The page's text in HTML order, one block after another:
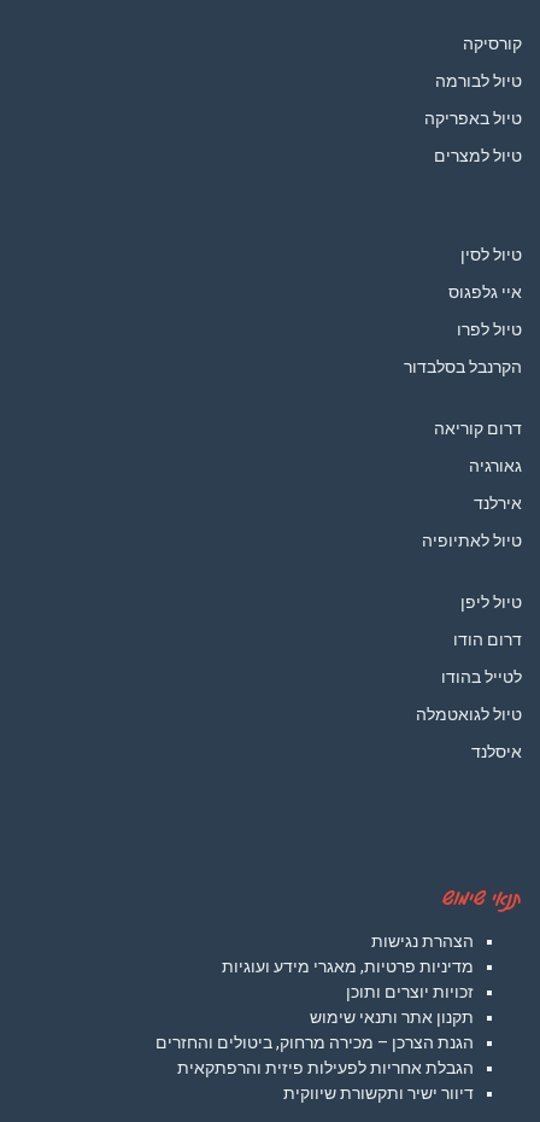
קורסיקה
טיול לבורמה
טיול באפריקה
טיול למצרים
טיול לסין
איי גלפגוס
טיול לפרו
הקרנבל בסלבדור
דרום קוריאה
גאורגיה
אירלנד
טיול לאתיופיה
טיול ליפן
דרום הודו
לטייל בהודו
טיול לגואטמלה
איסלנד
תנאי שימוש
הצהרת נגישות
מדיניות פרטיות, מאגרי מידע ועוגיות
זכויות יוצרים ותוכן
תקנון אתר ותנאי שימוש
הגנת הצרכן – מכירה מרחוק, ביטולים והחזרים
הגבלת אחריות לפעילות פיזית והרפתקאית
דיוור ישיר ותקשורת שיווקית